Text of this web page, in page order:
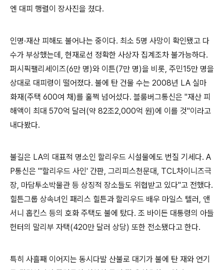
엔 대피 행렬이 장사진을 쳤다.
인명·재산 피해도 불어나는 중이다. 최소 5명 사망이 확인됐고 다
수가 부상했는데 , 현재로선 정확한 사상자 집계조차 불가능하다.
퍼시픽팰리세이즈(6만 명)와 이튼(7만 명)을 비롯, 주민15만 명을
상대로 대피령이 떨어졌다. 불에 탄 건물 수는 2008년 LA 실마
화재(주택 600여 채)를 훌쩍 넘어섰다. 블룸버그통신은 "재산 피
해액이 최대 570억 달러(약 82조2,000억 원)에 이를 것"이라고
내다봤다.
불길은 LA의 대표적 명소인 할리우드 시설물에도 번질 기세다. A
P통신은 "'할리우드 사인' 간판, 그리피스천문대, TCL차이니즈극
장, 마담투소박물관 등 상징적 장소들도 위협받고 있다"고 전했다.
힐튼그룹 상속녀인 패리스 힐튼과 할리우드 배우 마일스 텔러, 앤
서니 홉킨스 등의 호화 주택도 불에 탔다. 조 바이든 대통령의 아들
헌터의 말리부 자택(420만 달러 상당) 또한 전소됐다고 한다.
특히 사흘째 이어지는 동시다발 산불로 대기가 불에 탄 재와 연기